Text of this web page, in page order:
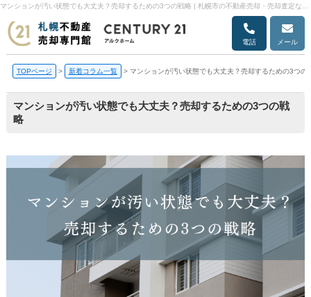
電話 メール
TOPページ > 新着コラム一覧 > マンションが汚い状態でも大丈夫？売却するための3つの
マンションが汚い状態でも大丈夫？売却するための3つの戦
略